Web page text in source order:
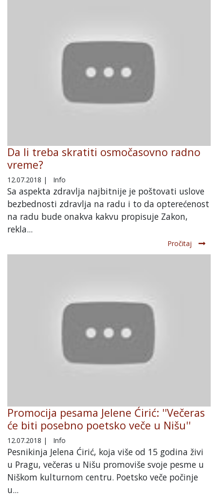
Da li treba skratiti osmočasovno radno
vreme?
12.07.2018 | Info
Sa aspekta zdravlja najbitnije je poštovati uslove
bezbednosti zdravlja na radu i to da opterećenost
na radu bude onakva kakvu propisuje Zakon,
rekla...
Pročitaj
Promocija pesama Jelene Ćirić: ''Večeras
će biti posebno poetsko veče u Nišu''
12.07.2018 | Info
Pesnikinja Jelena Ćirić, koja više od 15 godina živi
u Pragu, večeras u Nišu promoviše svoje pesme u
Niškom kulturnom centru. Poetsko veče počinje
u...